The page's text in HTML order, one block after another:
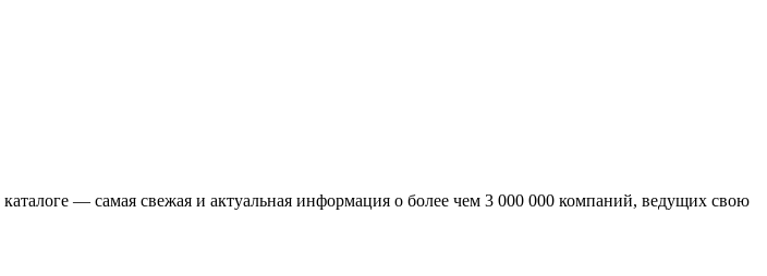
— самая свежая и актуальная информация о более чем 3 000 000 компаний, ведущих свою